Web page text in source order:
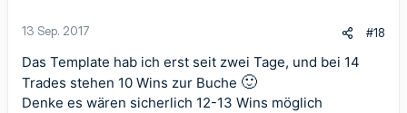
13 Sep. 2017 #18
Das Template hab ich erst seit zwei Tage, und bei 14
Trades stehen 10 Wins zur Buche 🙂
Denke es wären sicherlich 12-13 Wins möglich